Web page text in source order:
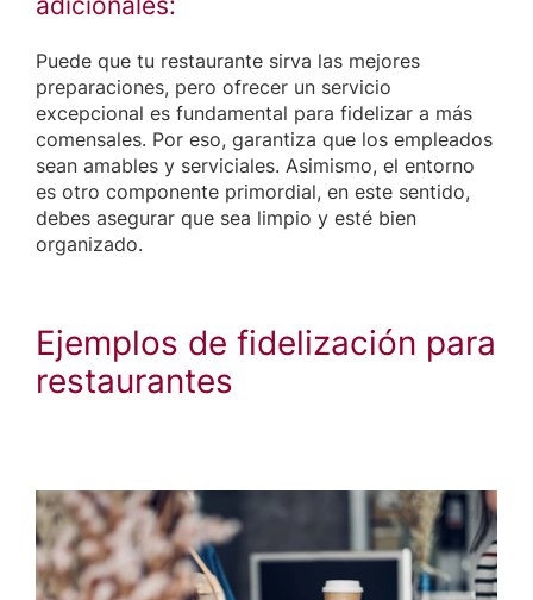
Puede que tu restaurante sirva las mejores
preparaciones, pero ofrecer un servicio
excepcional es fundamental para fidelizar a más
comensales. Por eso, garantiza que los empleados
sean amables y serviciales. Asimismo, el entorno
es otro componente primordial, en este sentido,
debes asegurar que sea limpio y esté bien
organizado.
Ejemplos de fidelización para
restaurantes